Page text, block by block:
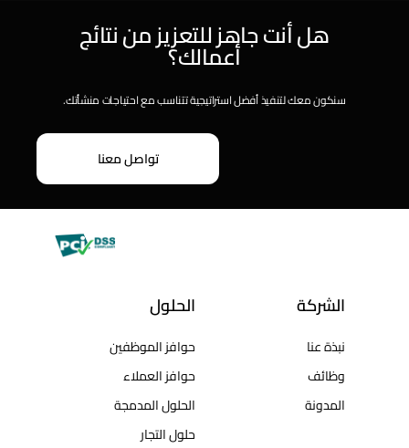
هل أنت جاهز للتعزيز من نتائج
أعمالك؟
سنكون معك لتنفيذ أفضل استراتيجية تتناسب مع احتياجات منشأتك.
تواصل معنا
الشركة
نبذة عنا
وظائف
المدونة
الحلول
حوافز الموظفين
حوافز العملاء
الحلول المدمجة
حلول التجار